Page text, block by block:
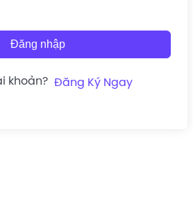
Đăng nhập
khoản? Đăng Ký Ngay